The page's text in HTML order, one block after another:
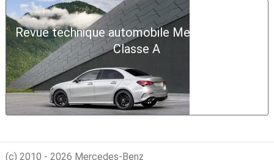
Revue technique automobile Mercedes-Benz
Classe A
(c) 2010 - 2026 Mercedes-Benz